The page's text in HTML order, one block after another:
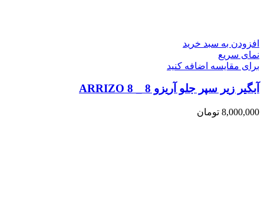
افزودن به سبد خرید
نمای سریع
برای مقایسه اضافه کنید
آبگیر زیر سپر جلو آریزو 8 _ ARRIZO 8
8,000,000 تومان